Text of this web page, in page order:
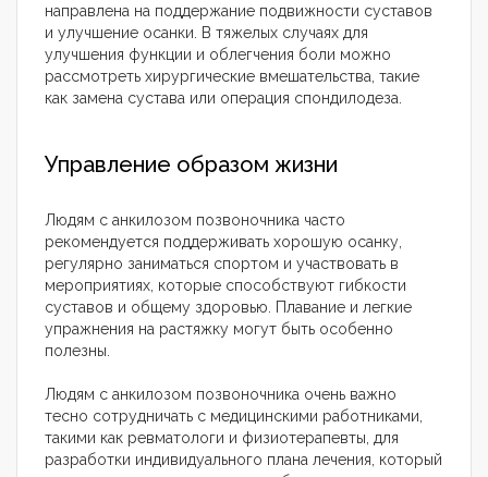
направлена на поддержание подвижности суставов
и улучшение осанки. В тяжелых случаях для
улучшения функции и облегчения боли можно
рассмотреть хирургические вмешательства, такие
как замена сустава или операция спондилодеза.
Управление образом жизни
Людям с анкилозом позвоночника часто
рекомендуется поддерживать хорошую осанку,
регулярно заниматься спортом и участвовать в
мероприятиях, которые способствуют гибкости
суставов и общему здоровью. Плавание и легкие
упражнения на растяжку могут быть особенно
полезны.
Людям с анкилозом позвоночника очень важно
тесно сотрудничать с медицинскими работниками,
такими как ревматологи и физиотерапевты, для
разработки индивидуального плана лечения, который